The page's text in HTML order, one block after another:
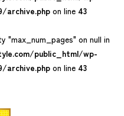
archive.phpon line 43
on null in
public_html/wp-
archive.phpon line 43